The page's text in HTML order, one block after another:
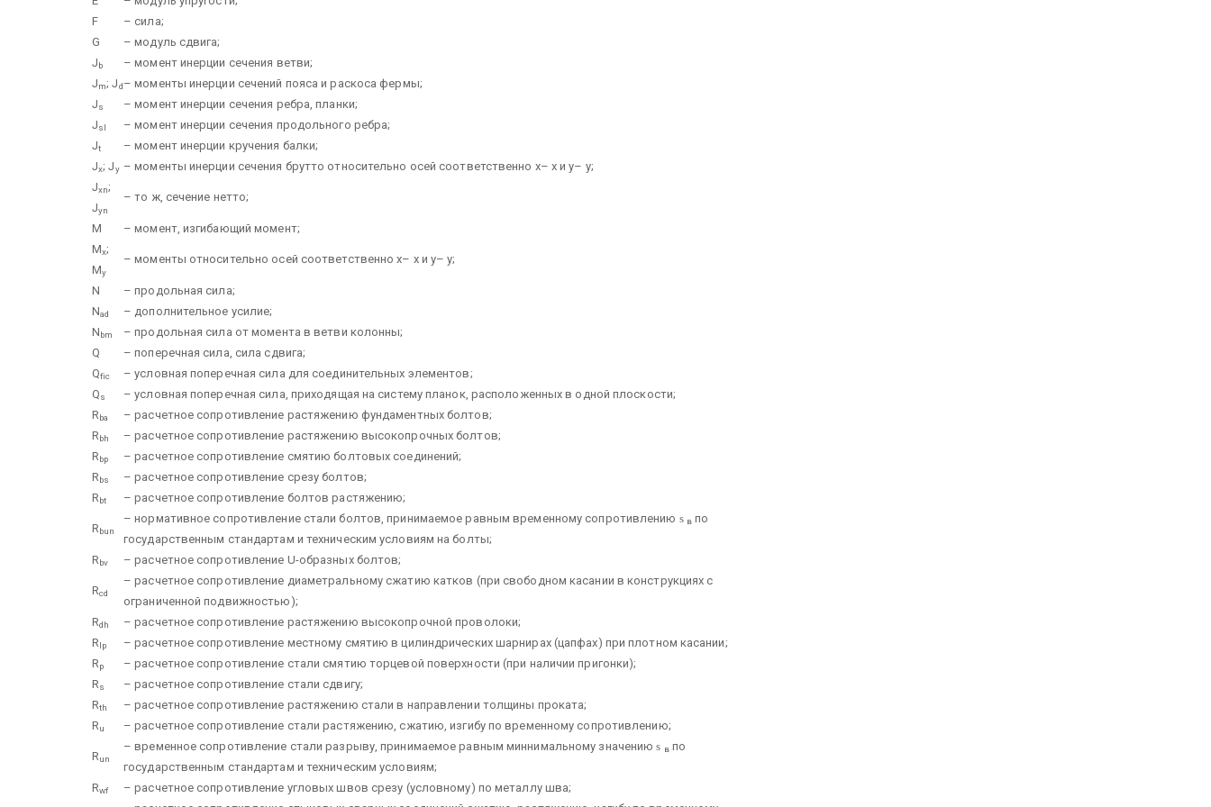
F
– сила;
G
– модуль сдвига;
Jb
– момент инерции сечения ветви;
Jm; Jd– моменты инерции сечений пояса и раскоса фермы;
Js
– момент инерции сечения ребра, планки;
Jsl
– момент инерции сечения продольного ребра;
Jt
– момент инерции кручения балки;
Jx; Jy – моменты инерции сечения брутто относительно осей соответственно x– x и y– y;
Jxn;
Jyn
– то ж, сечение нетто;
M
– момент, изгибающий момент;
Mx;
My
– моменты относительно осей соответственно х– х и у– у;
N
– продольная сила;
Nad
– дополнительное усилие;
Nbm
– продольная сила от момента в ветви колонны;
Q
– поперечная сила, сила сдвига;
Qfic
– условная поперечная сила для соединительных элементов;
Qs
– условная поперечная сила, приходящая на систему планок, расположенных в одной плоскости;
Rba
– расчетное сопротивление растяжению фундаментных болтов;
Rbh
– расчетное сопротивление растяжению высокопрочных болтов;
Rbp
– расчетное сопротивление смятию болтовых соединений;
Rbs
– расчетное сопротивление срезу болтов;
Rbt – расчетное сопротивление болтов растяжению;
Rbun
– нормативное сопротивление стали болтов, принимаемое равным временному сопротивлению s в по
государственным стандартам и техническим условиям на болты;
Rbv – расчетное сопротивление U-образных болтов;
Rcd
– расчетное сопротивление диаметральному сжатию катков (при свободном касании в конструкциях с
ограниченной подвижностью);
Rdh
– расчетное сопротивление растяжению высокопрочной проволоки;
Rlp
– расчетное сопротивление местному смятию в цилиндрических шарнирах (цапфах) при плотном касании;
Rp
– расчетное сопротивление стали смятию торцевой поверхности (при наличии пригонки);
Rs
– расчетное сопротивление стали сдвигу;
Rth
– расчетное сопротивление растяжению стали в направлении толщины проката;
Ru – расчетное сопротивление стали растяжению, сжатию, изгибу по временному сопротивлению;
Run
– временное сопротивление стали разрыву, принимаемое равным миннимальному значениюs в по
государственным стандартам и техническим условиям;
Rwf
– расчетное сопротивление угловых швов срезу (условному) по металлу шва;